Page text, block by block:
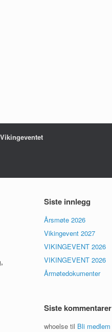
Vikingeventet
Siste innlegg
Årsmøte 2026
Vikingevent 2027
VIKINGEVENT 2026
VIKINGEVENT 2026
Årmøtedokumenter
Siste kommentarer
whoelse til Bli medlem